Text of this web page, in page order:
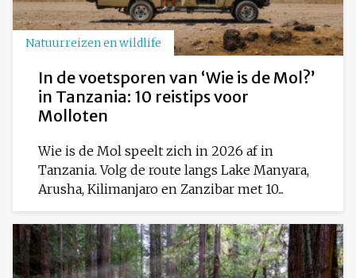
Natuurreizen en wildlife
In de voetsporen van ‘Wie is de Mol?’
in Tanzania: 10 reistips voor
Molloten
Wie is de Mol speelt zich in 2026 af in
Tanzania. Volg de route langs Lake Manyara,
Arusha, Kilimanjaro en Zanzibar met 10...